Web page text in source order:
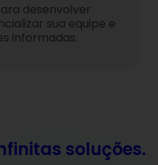
desenvolver
sua equipe e
informadas.
soluções.